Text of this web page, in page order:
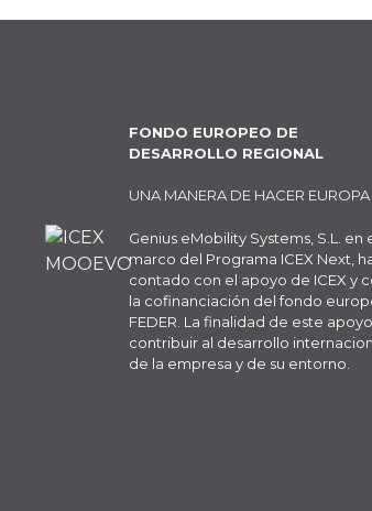
FONDO EUROPEO DE
DESARROLLO REGIONAL
UNA MANERA DE HACER EUROPA
Genius eMobility Systems, S.L. en
marco del Programa ICEX Next,
contado con el apoyo de ICEX y
la cofinanciación del fondo
FEDER. La finalidad de este
contribuir al desarrollo
de la empresa y de su entorno.